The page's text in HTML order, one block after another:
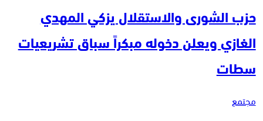
حزب الشورى والاستقلال يزكي المهدي
الغازي ويعلن دخوله مبكراً سباق تشريعيات
سطات
مجتمع